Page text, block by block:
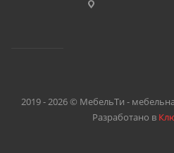
2019 - 2026 © МебельТи -
Разработано в